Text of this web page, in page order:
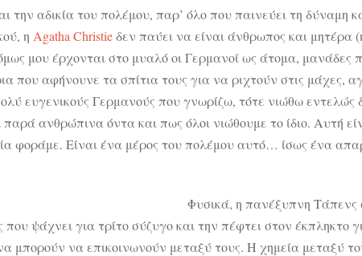
την αδικία του πολέμου, παρ’ όλο που παινεύει τη δύναμη
η Agatha Christieδεν παύει να είναι άνθρωπος και μητέρα
μου έρχονται στο μυαλό οι Γερμανοί ως άτομα, μανάδες
που αφήνουνε τα σπίτια τους για να ριχτούν στις μάχες,
ευγενικούς Γερμανούς που γνωρίζω, τότε νιώθω εντελώς
ανθρώπινα όντα και πως όλοι νιώθουμε το ίδιο. Αυτή
φοράμε. Είναι ένα μέρος του πολέμου αυτό… ίσως ένα
Φυσικά, η πανέξυπνη
που ψάχνει για τρίτο σύζυγο και την πέφτει στον έκπληκτο
μπορούν να επικοινωνούν μεταξύ τους. Η χημεία μεταξύ